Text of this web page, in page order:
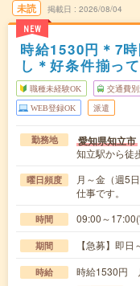
未読
NEW
掲載日 2026/08/04
時給1530円＊7
し＊好条件揃っ
職種未経験OK 交通費
WEB登録OK 派遣
勤務地 愛知県知立市
知立駅から徒
曜日頻度
月～金（週5
仕事です。
時間 09:00～
期間 【急募】即
時給 時給1530円